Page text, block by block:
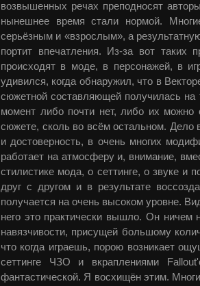
возвышенных речах преподносят
нынешнее время стали нормой.
серьёзным и «взрослым», а
портит впечатления. Из-за вот
происходят в моде, в персонажей, в
удивился, когда обнаружил, что в
сюжетной составляющей получилась на
момент либо почти нет, либо их
сюжете, сколь во всём остальном. Дело
и достоверность, в очень многих
работает на атмосферу и, внимание,
стилистике мода, о сеттинге, о звуке и
друг с другом и в результате
получается на очень высоком уровне.
него это практически вышло. Он ничем
навязчивости, присущей большому
что когда играешь, порою возникает
сеттинге ЧЗО и вкраплениями
фантастической. Я восхищён этим.